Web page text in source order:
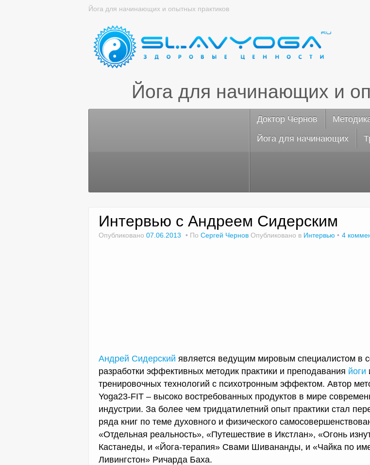
Йога для начинающих и опытных практиков
Йога для начинающих и
Доктор Чернов
Йога для начинающих
Интервью с Андреем Сидерским
Опубликовано 07.06.2013 По Сергей Чернов Опубликовано в Интервью 4
Андрей Сидерский является ведущим мировым специалистом в
разработки эффективных методик практики и преподавания йоги
тренировочных технологий с психотронным эффектом. Автор
Yoga23-FIT – высоко востребованных продуктов в мире
индустрии. За более чем тридцатилетний опыт практики стал
ряда книг по теме духовного и физического
«Отдельная реальность», «Путешествие в Икстлан», «Огонь
Кастанеды, и «Йога-терапия» Свами Шивананды, и «Чайка по
Ливингстон» Ричарда Баха.